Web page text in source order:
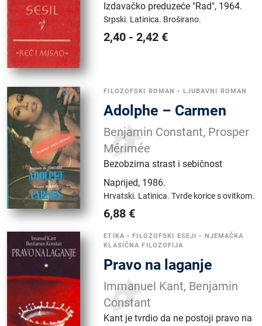
Izdavačko preduzeće "Rad", 1964.
Srpski. Latinica. Broširano.
2,40 -2,42 €
FILOZOFSKI ROMAN • LJUBAVNI ROMAN
Adolphe – Carmen
Benjamin Constant, Prosper
Mérimée
Bezobzirna strast i sebičnost
Naprijed, 1986.
Hrvatski. Latinica.Tvrde korice s ovitkom.
6,88 €
ETIKA • FILOZOFSKI ESEJI •
NJEMAČKA
KLASIČNA FILOZOFIJA
Pravo na laganje
Immanuel Kant, Benjamin
Constant
Kant je tvrdio da ne postoji pravo na